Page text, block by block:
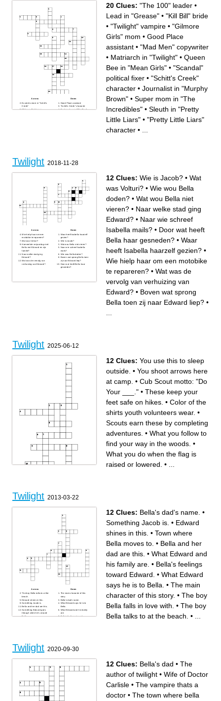
Across
Eccentric mom in "Schitt's
Creek"
"Gilmore Girls" mom
Down
Good Place assistant
"Schitt's Creek" character
Fashion boss in "The Devil
20 Clues: "The 100" leader •
Lead in "Grease" • "Kill Bill" bride
• "Twilight" vampire • "Gilmore
Girls" mom • Good Place
assistant • "Mad Men" copywriter
• Matriarch in "Twilight" • Queen
Bee in "Mean Girls" • "Scandal"
political fixer • "Schitt's Creek"
character • Journalist in "Murphy
Brown" • Super mom in "The
Incredibles" • Sleuth in "Pretty
Little Liars" • "Pretty Little Liars"
character •
Twilight 2018-11-28
Across
Wie hielp haar om een
motobike te repareren?
Wat was Volturi?
Hoeveelste verjaardag viert
Bella met Edward en zijn
familie?
Naar welke stad ging
Edward?
Wat was de vervolg van
verhuizing van Edward?
Down
Waar heeft Isabella haarzelf
gezien?
Wie is Jacob?
Wat wou Bella niet vieren?
Naar wie schreef Isabella
mails?
Wie wou Bella doden?
Boven wat sprong Bella toen
zij naar Edward liep?
Door wat heeft Bella haar
gesneden?
12 Clues: Wie is Jacob? • Wat
was Volturi? • Wie wou Bella
doden? • Wat wou Bella niet
vieren? • Naar welke stad ging
Edward? • Naar wie schreef
Isabella mails? • Door wat heeft
Bella haar gesneden? • Waar
heeft Isabella haarzelf gezien? •
Wie hielp haar om een motobike
te repareren? • Wat was de
vervolg van verhuizing van
Edward? • Boven wat sprong
Bella toen zij naar Edward liep? •
Twilight 2025-06-12
Across
These keep your feet safe on
Down
The name of our fun after-
volunteers wear.
camp.
This fun nightly activity
features skits and songs.
12 Clues: You use this to sleep
outside. • You shoot arrows here
at camp. • Cub Scout motto: "Do
Your ___." • These keep your
feet safe on hikes. • Color of the
shirts youth volunteers wear. •
Scouts earn these by completing
adventures. • What you follow to
find your way in the woods. •
What you do when the flag is
raised or lowered. •
Twilight 2013-03-22
Across
The boy Bella talks to at the
beach.
Edward shines in this.
Something Jacob is.
Bella and her dad are this.
Something Edward goes
through when he's around
Bella.
Down
The main character of this
story.
Bella's dad's name.
What Edward says he is to
Bella.
What Edward and his family
are.
Bella's feelings toward
12 Clues: Bella's dad's name. •
Something Jacob is. • Edward
shines in this. • Town where
Bella moves to. • Bella and her
dad are this. • What Edward and
his family are. • Bella's feelings
toward Edward. • What Edward
says he is to Bella. • The main
character of this story. • The boy
Bella falls in love with. • The boy
Bella talks to at the beach. •
Twilight 2020-09-30
12 Clues: Bella's dad • The
author of twilight • Wife of Doctor
Carlisle • The vampire thats a
doctor • The town where bella